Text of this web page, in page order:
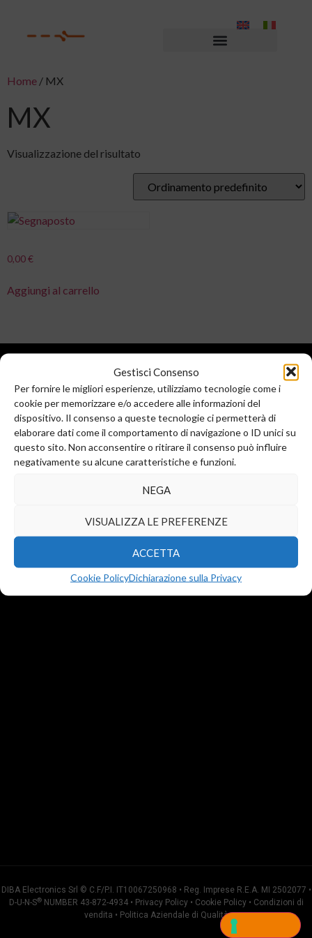
Gestisci Consenso
Per fornire le migliori esperienze, utilizziamo tecnologie come i
cookie per memorizzare e/o accedere alle informazioni del
dispositivo. Il consenso a queste tecnologie ci permetterà di
elaborare dati come il comportamento di navigazione o ID unici su
questo sito. Non acconsentire o ritirare il consenso può influire
negativamente su alcune caratteristiche e funzioni.
NEGA
VISUALIZZA LE PREFERENZE
ACCETTA
Cookie PolicyDichiarazione sulla Privacy
Home / MX
MX
Visualizzazione del risultato
0,00€
Aggiungi al carrello
Sede legale e commerciale:
Via Valera, 6
F. +39 02 45508472
info@diba-srl.com
DIBA Electronics Srl © C.F/P.I. IT10067250968 • Reg. Imprese R.E.A. MI 2502077 •
D-U-N-S®NUMBER 43-872-4934 • Privacy Policy• Cookie Policy• Condizioni di
vendita • Politica Aziendale di Qualità